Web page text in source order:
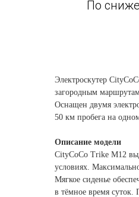
По
Электроскутер
загородным
Оснащен двумя
50 км пробега на
Описание модели
CityCoCo Trike M12
условиях.
Мягкое сиденье
в тёмное время суток.